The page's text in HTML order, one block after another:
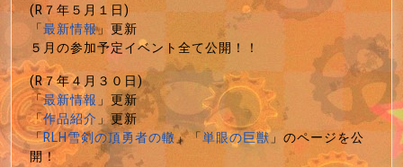
(R７年５月１日)
「最新情報」更新
５月の参加予定イベント全て公開！！
(R７年４月３０日)
「最新情報」更新
「作品紹介」更新
「RLH雪剣の頂勇者の轍」「単眼の巨獣」のページを公
開！